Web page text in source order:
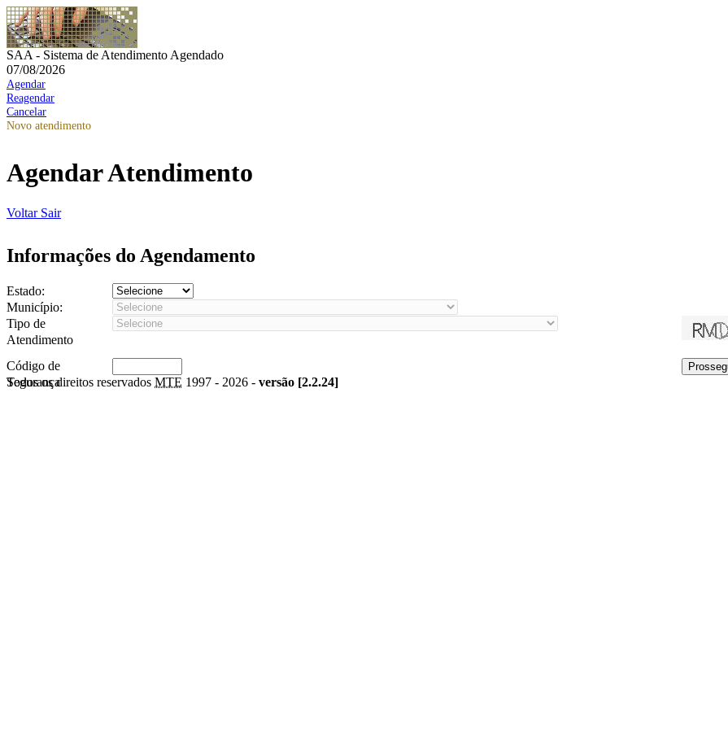
SAA - Sistema de Atendimento Agendado
07/08/2026
Agendar
Reagendar
Cancelar
Novo atendimento
Agendar Atendimento
Voltar Sair
Informações do Agendamento
Estado:
Município:
Tipo de
Atendimento
Código de
Segurança
Todos os direitos reservados MTE 1997 - 2026 - versão [2.2.24]